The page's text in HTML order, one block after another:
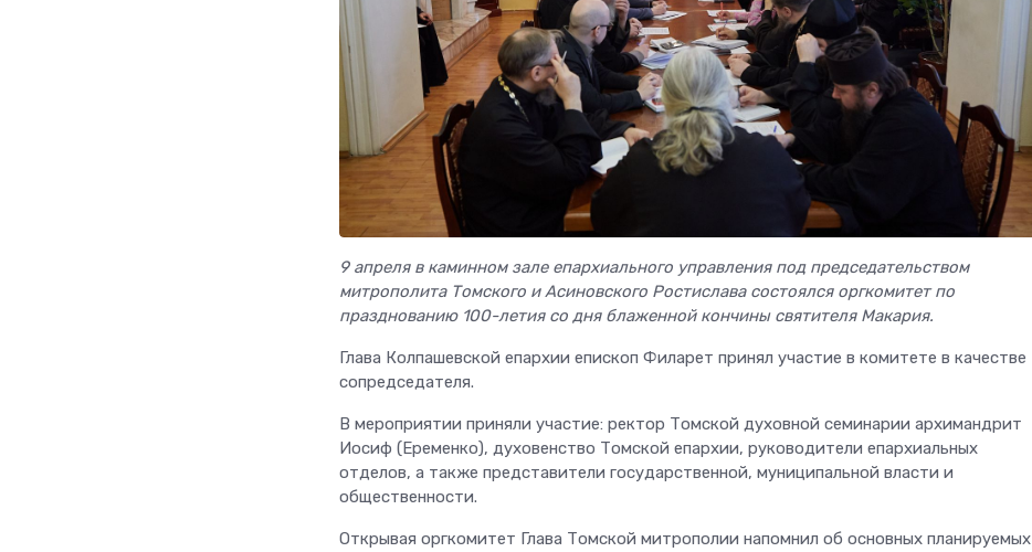
9 апреля в каминном зале епархиального управления под председательством
митрополита Томского и Асиновского Ростислава состоялся оргкомитет по
празднованию 100-летия со дня блаженной кончины святителя Макария.
Глава Колпашевской епархии епископ Филарет принял участие в комитете в качестве
сопредседателя.
В мероприятии приняли участие: ректор Томской духовной семинарии архимандрит
Иосиф (Еременко), духовенство Томской епархии, руководители епархиальных
отделов, а также представители государственной, муниципальной власти и
общественности.
Открывая оргкомитет Глава Томской митрополии напомнил об основных планируемых